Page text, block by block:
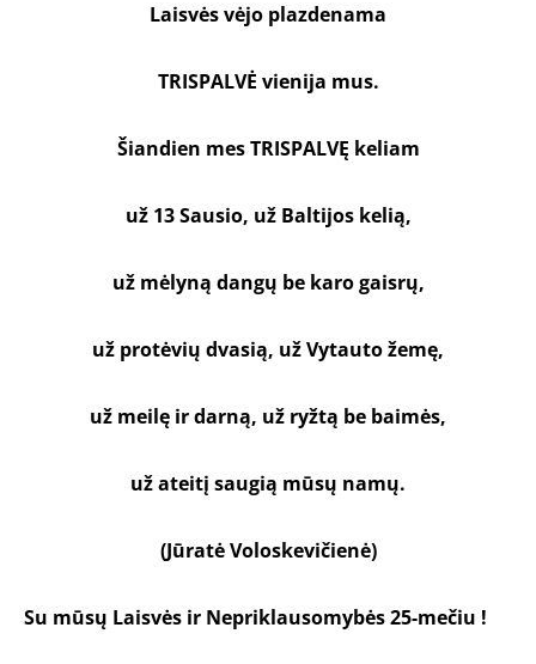
Laisvės vėjo plazdenama
TRISPALVĖ vienija mus.
Šiandien mes TRISPALVĘ keliam
už 13 Sausio, už Baltijos kelią,
už mėlyną dangų be karo gaisrų,
už protėvių dvasią, už Vytauto žemę,
už meilę ir darną, už ryžtą be baimės,
už ateitį saugią mūsų namų.
(Jūratė Voloskevičienė)
Su mūsų Laisvės ir Nepriklausomybės 25-mečiu !